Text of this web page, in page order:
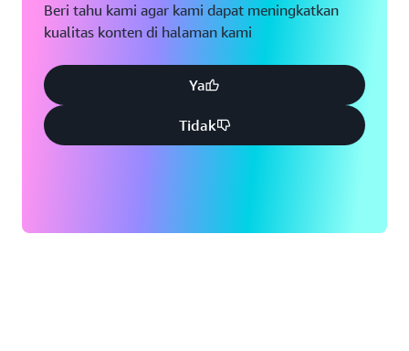
Beri tahu kami agar kami dapat meningkatkan
kualitas konten di halaman kami
Ya
Tidak